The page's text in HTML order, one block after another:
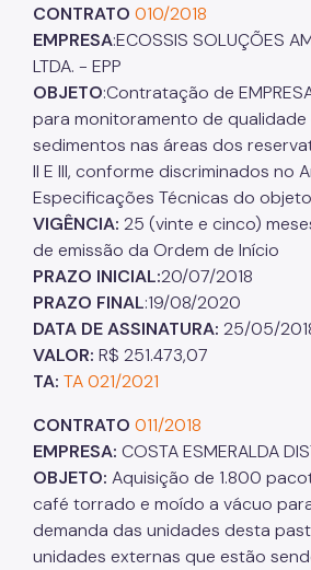
CONTRATO 010/2018
EMPRESA:ECOSSIS SOLUÇÕES
LTDA. - EPP
OBJETO:Contratação de
para monitoramento de qualidade
sedimentos nas áreas dos
II E III, conforme discriminados no
Especificações Técnicas do
VIGÊNCIA: 25 (vinte e cinco)
de emissão da Ordem de Início
PRAZO INICIAL:20/07/2018
PRAZO FINAL:19/08/2020
DATA DE ASSINATURA: 25/05/
VALOR: R$ 251.473,07
TA: TA 021/2021
CONTRATO 011/2018
EMPRESA: COSTA ESMERALDA
OBJETO: Aquisição de 1.800
café torrado e moído a vácuo
demanda das unidades desta
unidades externas que estão